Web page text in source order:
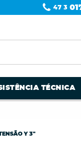
47 3
TÉCNICA
Y 3"